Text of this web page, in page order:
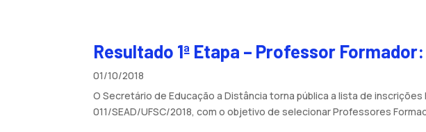
Resultado 1ª Etapa – Professor
01/10/2018
O Secretário de Educação a Distância torna pública a lista de
011/SEAD/UFSC/2018, com o objetivo de selecionar Professores